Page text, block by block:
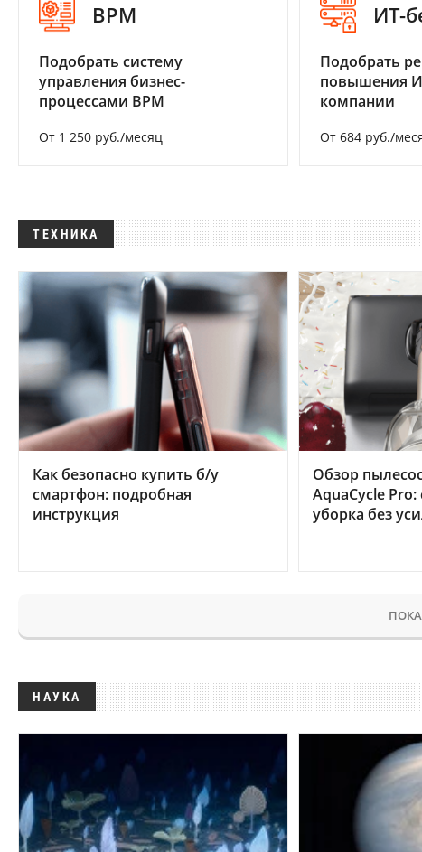
BPM
Подобрать систему
управления бизнес-
процессами BPM
От 1 250 руб./месяц
ИТ-
Подобрать
повышения
компании
От 684 руб./
ТЕХНИКА
Как безопасно купить б/у
смартфон: подробная
инструкция
Обзор
AquaCycle
уборка без
НАУКА